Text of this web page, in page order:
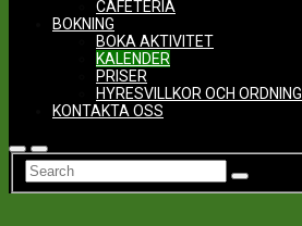
CAFETERIA
BOKNING
BOKA AKTIVITET
KALENDER
PRISER
HYRESVILLKOR OCH
KONTAKTA OSS